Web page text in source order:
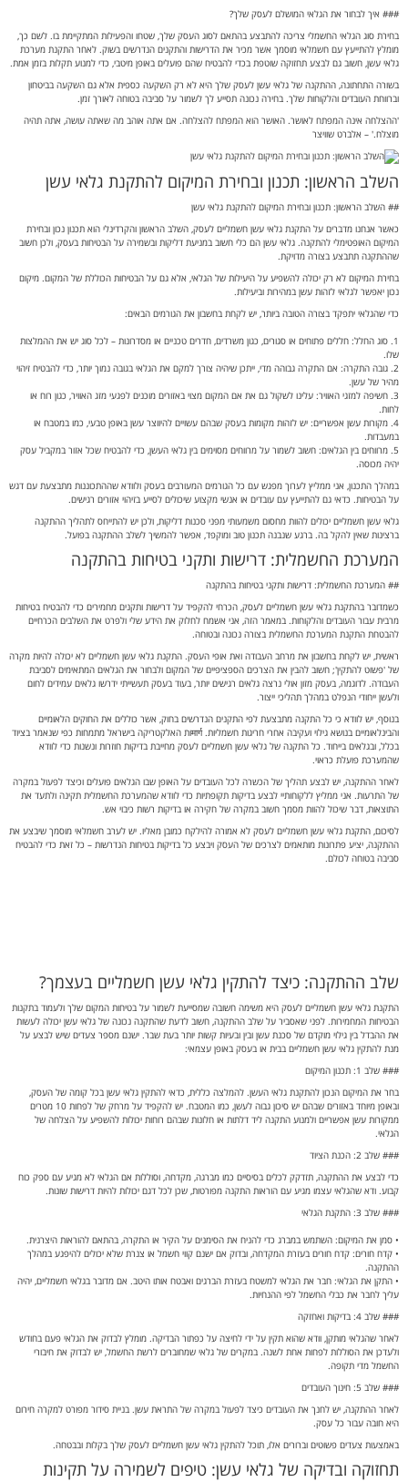
### איך לבחור את הגלאי המושלם לעסק שלך?
בחירת סוג הגלאי החשמלי צריכה להתבצע בהתאם לסוג העסק שלך, שטחו והפעילות המתקיימת בו. לשם כך,
מומלץ להתייעץ עם חשמלאי מוסמך אשר מכיר את הדרישות והתקנים הנדרשים בשוק. לאחר התקנת מערכת
גלאי עשן, חשוב גם לבצע תחזוקה שוטפת בכדי להבטיח שהם פועלים באופן מיטבי, כדי למנוע תקלות בזמן אמת.
בשורה התחתונה, ההתקנה של גלאי עשן לעסק שלך היא לא רק השקעה כספית אלא גם השקעה בביטחון
וברווחת העובדים והלקוחות שלך. בחירה נכונה תסייע לך לשמור על סביבה בטוחה לאורך זמן.
'ההצלחה אינה המפתח לאושר. האושר הוא המפתח להצלחה. אם אתה אוהב מה שאתה עושה, אתה תהיה
מוצלח.' – אלברט שוויצר
השלב הראשון: תכנון ובחירת המיקום להתקנת גלאי עשן
## השלב הראשון: תכנון ובחירת המיקום להתקנת גלאי עשן
כאשר אנחנו מדברים על התקנת גלאי עשן חשמליים לעסק, השלב הראשון והקרדינלי הוא תכנון נכון ובחירת
המיקום האופטימלי להתקנה. גלאי עשן הם כלי חשוב במניעת דליקות ובשמירה על הבטיחות בעסק, ולכן חשוב
שההתקנה תתבצע בצורה מדויקת.
בחירת המיקום לא רק יכולה להשפיע על היעילות של הגלאי, אלא גם על הבטיחות הכוללת של המקום. מיקום
נכון יאפשר לגלאי לזהות עשן במהירות וביעילות.
כדי שהגלאי יתפקד בצורה הטובה ביותר, יש לקחת בחשבון את הגורמים הבאים:
1. סוג החלל: חללים פתוחים או סגורים, כגון משרדים, חדרים טכניים או מסדרונות – לכל סוג יש את ההמלצות
שלו.
2. גובה התקרה: אם התקרה גבוהה מדי, ייתכן שיהיה צורך למקם את הגלאי בגובה נמוך יותר, כדי להבטיח זיהוי
מהיר של עשן.
3. חשיפה למזגי האוויר: עלינו לשקול גם את אם המקום מצוי באזורים מוכנים לפגעי מזג האוויר, כגון רוח או
לחות.
4. מקורות עשן אפשריים: יש לזהות מקומות בעסק שבהם עשויים להיווצר עשן באופן טבעי, כמו במטבח או
במעבדות.
5. מרווחים בין הגלאים: חשוב לשמור על מרווחים מסוימים בין גלאי העשן, כדי להבטיח שכל אזור במקביל עסק
יהיה מכוסה.
במהלך התכנון, אני ממליץ לערוך מפגש עם כל הגורמים המעורבים בעסק ולוודא שההתכוננות מתבצעת עם דגש
על הבטיחות. כדאי גם להתייעץ עם עובדים או אנשי מקצוע שיכולים לסייע בזיהוי אזורים רגישים.
גלאי עשן חשמליים יכולים להוות מחסום משמעותי מפני סכנות דליקות, ולכן יש להתייחס לתהליך ההתקנה
ברצינות שאין להקל בה. ברגע שנבנה תכנון טוב ומוקפד, אפשר להמשיך לשלב ההתקנה בפועל.
המערכת החשמלית: דרישות ותקני בטיחות בהתקנה
## המערכת החשמלית: דרישות ותקני בטיחות בהתקנה
כשמדובר בהתקנת גלאי עשן חשמליים לעסק, הכרחי להקפיד על דרישות ותקנים מחמירים כדי להבטיח בטיחות
מרבית עבור העובדים והלקוחות. במאמר הזה, אני אשמח לחלוק את הידע שלי ולפרט את השלבים הכרחיים
להבטחת התקנת המערכת החשמלית בצורה נכונה ובטוחה.
ראשית, יש לקחת בחשבון את מרחב העבודה ואת אופי העסק. התקנת גלאי עשן חשמליים לא יכולה להיות מקרה
של 'פשוט להתקין'; חשוב להבין את הצרכים הספציפיים של המקום ולבחור את הגלאים המתאימים לסביבת
העבודה. לדוגמה, בעסק מזון אולי נרצה גלאים רגישים יותר, בעוד בעסק תעשייתי ידרשו גלאים עמידים לחום
ולעשן ייחודי הנפלט במהלך תהליכי ייצור.
בנוסף, יש לוודא כי כל התקנה מתבצעת לפי התקנים הנדרשים בחוק, אשר כוללים את החוקים הלאומיים
והבינלאומיים בנושא גילוי ועקיבה אחרי חריגות חשמליות. मार्गות האלקטריקה בישראל מתמחות כפי שנאמר בציוד
בכלל, ובגלאים בייחוד. כל התקנה של גלאי עשן חשמליים לעסק מחייבת בדיקות חוזרות ונשנות כדי לוודא
שהמערכת פועלת כראוי.
לאחר ההתקנה, יש לבצע תהליך של הכשרה לכל העובדים על האופן שבו הגלאים פועלים וכיצד לפעול במקרה
של התרעות. אני ממליץ ללקוחותיי לבצע בדיקות תקופתיות כדי לוודא שהמערכת החשמלית תקינה ולתעד את
התוצאות, דבר שיכול להוות מסמך חשוב במקרה של חקירה או בדיקות רשות כיבוי אש.
לסיכום, התקנת גלאי עשן חשמליים לעסק לא אמורה להילקח כמובן מאליו. יש לערב חשמלאי מוסמך שיבצע את
ההתקנה, יציע פתרונות מותאמים לצרכים של העסק ויבצע כל בדיקות בטיחות הנדרשות – כל זאת כדי להבטיח
סביבה בטוחה לכולם.
את ההבדל בין גילוי מוקדם של סכנת עשן ובין ובעיות קשות יותר בעת שבר. ישנם מספר צעדים שיש לבצע על
### שלב 1: תכנון המיקום
בחר את המיקום הנכון להתקנת גלאי העשן. להמלצה כללית, כדאי להתקין גלאי עשן בכל קומה של העסק,
ממקורות עשן אפשריים ולמנוע התקנה ליד דלתות או חלונות שבהם רוחות יכולות להשפיע על הצלחה של
### שלב 2: הכנת הציוד
כדי לבצע את ההתקנה, תזדקק לכלים בסיסיים כמו מברגה, מקדחה, וסוללות אם הגלאי לא מגיע עם ספק כוח
קבוע. ודא שהגלאי עצמו מגיע עם הוראות התקנה מפורטות, שכן לכל דגם יכולות להיות דרישות שונות.
### שלב 3: התקנת הגלאי
• סמן את המיקום: השתמש במברג כדי להניח את הסימנים על הקיר או התקרה, בהתאם להוראות היצרנית.
ההתקנה.
עליך לחבר את כבלי החשמל לפי ההנחיות.
### שלב 4: בדיקות ואחזקה
לאחר שהגלאי מותקן, וודא שהוא תקין על ידי לחיצה על כפתור הבדיקה. מומלץ לבדוק את הגלאי פעם בחודש
ולעדכן את הסוללות לפחות אחת לשנה. במקרים של גלאי שמחוברים לרשת החשמל, יש לבדוק את חיבורי
החשמל מדי תקופה.
### שלב 5: חינוך העובדים
לאחר ההתקנה, יש לחנך את העובדים כיצד לפעול במקרה של התראת עשן. בניית סידור מפורט למקרה חירום
היא חובה עבור כל עסק.
באמצעות צעדים פשוטים וברורים אלו, תוכל להתקין גלאי עשן חשמליים לעסק שלך בקלות ובבטחה.
תחזוקה ובדיקה של גלאי עשן: טיפים לשמירה על תקינות
המערכת
## תחזוקה ובדיקה של גלאי עשן: טיפים לשמירה על תקינות המערכת